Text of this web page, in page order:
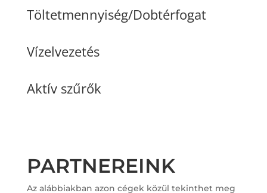
Töltetmennyiség/Dobtérfogat
Vízelvezetés
Aktív szűrők
PARTNEREINK
Az alábbiakban azon cégek közül tekinthet meg